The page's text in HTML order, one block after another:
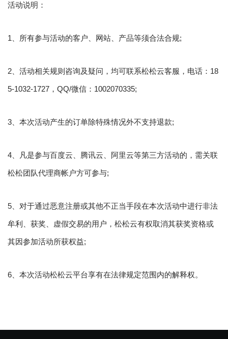
活动说明：
1、所有参与活动的客户、网站、产品等须合法合规;
2、活动相关规则咨询及疑问，均可联系松松云客服，电话：18
5-1032-1727，QQ/微信：1002070335;
3、本次活动产生的订单除特殊情况外不支持退款;
4、凡是参与百度云、腾讯云、阿里云等第三方活动的，需关联
松松团队代理商帐户方可参与;
5、对于通过恶意注册或其他不正当手段在本次活动中进行非法
牟利、获奖、虚假交易的用户，松松云有权取消其获奖资格或
其因参加活动所获权益;
6、本次活动松松云平台享有在法律规定范围内的解释权。